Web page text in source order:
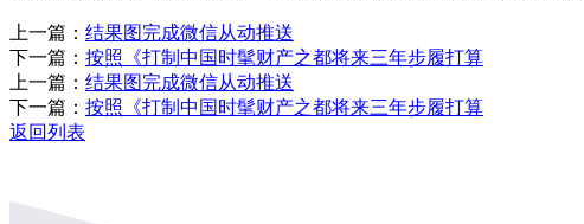
上一篇： 结果图完成微信从动推送
下一篇： 按照《打制中国时髦财产之都将来三年步履打算
上一篇： 结果图完成微信从动推送
下一篇： 按照《打制中国时髦财产之都将来三年步履打算
返回列表